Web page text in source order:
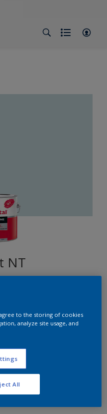
NT
to the storing of cookies
analyze site usage, and
All